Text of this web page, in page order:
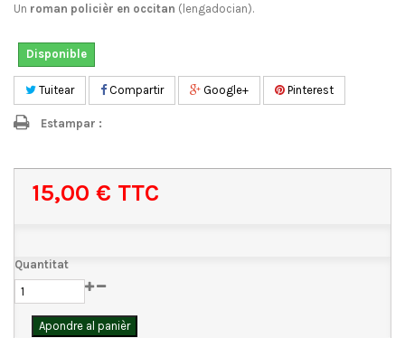
Un roman policièr en occitan (lengadocian).
Disponible
Tuitear Compartir Google+ Pinterest
Estampar :
15,00 € TTC
Quantitat
Apondre al panièr